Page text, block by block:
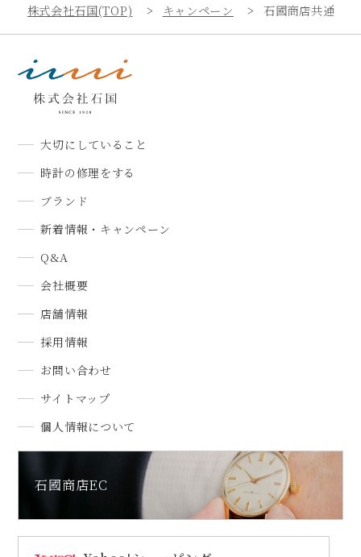
株式会社石国(TOP) キャンペーン 石國商店共通 「
大切にしていること
時計の修理をする
ブランド
新着情報・キャンペーン
Q&A
会社概要
店舗情報
採用情報
お問い合わせ
サイトマップ
個人情報について
石國商店EC